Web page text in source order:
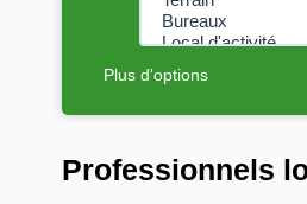
Plus d'options
Professionnels